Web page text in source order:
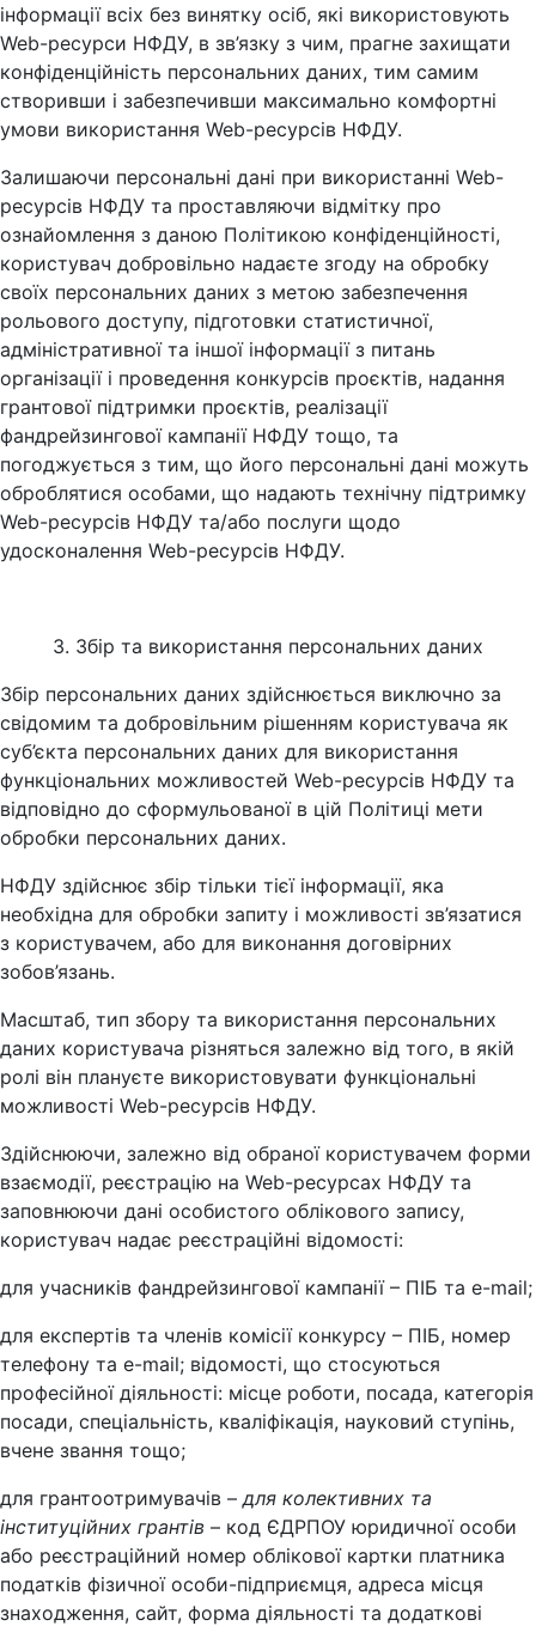
інформації всіх без винятку осіб, які використовують
Web-ресурси НФДУ, в зв’язку з чим, прагне захищати
конфіденційність персональних даних, тим самим
створивши і забезпечивши максимально комфортні
умови використання Web-ресурсів НФДУ.
Залишаючи персональні дані при використанні Web-
ресурсів НФДУ та проставляючи відмітку про
ознайомлення з даною Політикою конфіденційності,
користувач добровільно надаєте згоду на обробку
своїх персональних даних з метою забезпечення
рольового доступу, підготовки статистичної,
адміністративної та іншої інформації з питань
організації і проведення конкурсів проєктів, надання
грантової підтримки проєктів, реалізації
фандрейзингової кампанії НФДУ тощо, та
погоджується з тим, що його персональні дані можуть
оброблятися особами, що надають технічну підтримку
Web-ресурсів НФДУ та/або послуги щодо
удосконалення Web-ресурсів НФДУ.
3. Збір та використання персональних даних
Збір персональних даних здійснюється виключно за
свідомим та добровільним рішенням користувача як
суб’єкта персональних даних для використання
функціональних можливостей Web-ресурсів НФДУ та
відповідно до сформульованої в цій Політиці мети
обробки персональних даних.
НФДУ здійснює збір тільки тієї інформації, яка
необхідна для обробки запиту і можливості зв’язатися
з користувачем, або для виконання договірних
зобов’язань.
Масштаб, тип збору та використання персональних
даних користувача різняться залежно від того, в якій
ролі він плануєте використовувати функціональні
можливості Web-ресурсів НФДУ.
Здійснюючи, залежно від обраної користувачем форми
взаємодії, реєстрацію на Web-ресурсах НФДУ та
заповнюючи дані особистого облікового запису,
користувач надає реєстраційні відомості:
для учасників фандрейзингової кампанії – ПІБ та e-mail;
для експертів та членів комісії конкурсу – ПІБ, номер
телефону та e-mail; відомості, що стосуються
професійної діяльності: місце роботи, посада, категорія
посади, спеціальність, кваліфікація, науковий ступінь,
вчене звання тощо;
для грантоотримувачів – для колективних та
інституційних грантів – код ЄДРПОУ юридичної особи
або реєстраційний номер облікової картки платника
податків фізичної особи-підприємця, адреса місця
знаходження, сайт, форма діяльності та додаткові